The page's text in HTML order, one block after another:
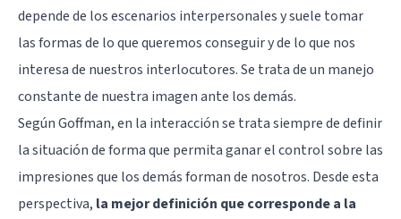
depende de los escenarios interpersonales y suele tomar
las formas de lo que queremos conseguir y de lo que nos
interesa de nuestros interlocutores. Se trata de un manejo
constante de nuestra imagen ante los demás.
Según Goffman, en la interacción se trata siempre de definir
la situación de forma que permita ganar el control sobre las
impresiones que los demás forman de nosotros. Desde esta
perspectiva, la mejor definición que corresponde a la